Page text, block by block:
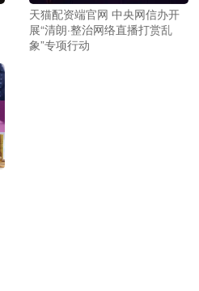
天猫配资端官网 中央网信办开
展“清朗·整治网络直播打赏乱
象”专项行动